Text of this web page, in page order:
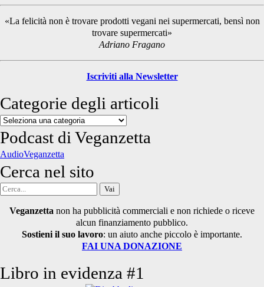
Sidebar
«La felicità non è trovare prodotti vegani nei supermercati, bensì non
trovare supermercati»
Adriano Fragano
Iscriviti alla Newsletter
Categorie degli articoli
Categorie
degli
articoli
Podcast di Veganzetta
AudioVeganzetta
Cerca nel sito
Cerca
Veganzetta non ha pubblicità commerciali e non richiede o riceve
alcun finanziamento pubblico.
Sostieni il suo lavoro: un aiuto anche piccolo è importante.
FAI UNA DONAZIONE
Libro in evidenza #1